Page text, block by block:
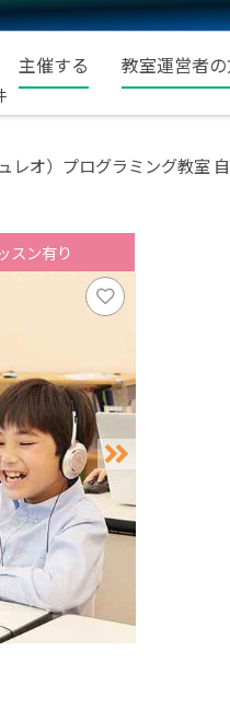
主催する 教室運営者
レオ）プログラミング教室
スン有り